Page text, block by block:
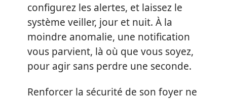
configurez les alertes, et laissez le
système veiller, jour et nuit. À la
moindre anomalie, une notification
vous parvient, là où que vous soyez,
pour agir sans perdre une seconde.
Renforcer la sécurité de son foyer ne